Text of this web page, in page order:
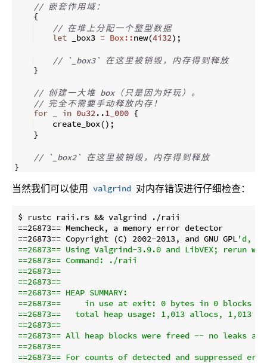
// 嵌套 作用域 ：
{
// 在堆上 分配 一 个整型 数据
let _box3 = Box::new(4i32) ;
// `_box3` 在这里被 销毁 ， 内存得到释放
}
// 创建 一大堆 box （只是因为好玩）
。
// 完全不 需要手动释放内存 ！
for
in 0u32..1_000 {
    create_box
() ;
}
// `_box2` 在这里被 销毁 ， 内存得到释放
}
当然我们可以使用 valgrind 对内存错误进行仔细检查：
$ rustc raii.rs && valgrind ./raii
==26873== Memcheck, a memory error detector
==26873== Copyright (C) 2002-2013, and GNU GPL'd,
==26873== Using Valgrind-3.9.0 and LibVEX; rerun
==26873== Command: ./raii
==26873==
==26873==
==26873== HEAP SUMMARY:
==26873==     in use at exit: 0 bytes in 0 blocks
==26873==   total heap usage: 1,013 allocs, 1,013
==26873==
==26873== All heap blocks were freed -- no leaks
==26873==
==26873== For counts of detected and suppressed